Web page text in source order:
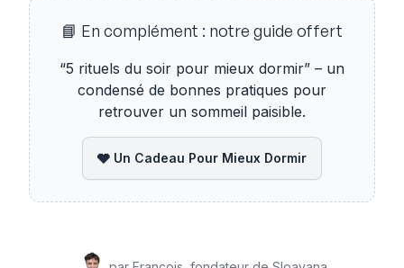
📘 En complément : notre guide offert
“5 rituels du soir pour mieux dormir” – un
condensé de bonnes pratiques pour
retrouver un sommeil paisible.
🩶 Un Cadeau Pour Mieux Dormir